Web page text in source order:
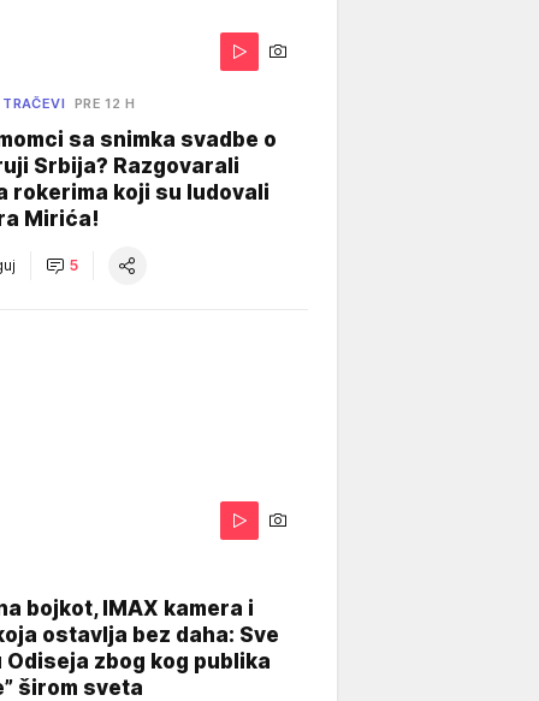
PRE 12 H
sa snimka svadbe o
Srbija? Razgovarali
rokerima koji su ludovali
Mirića!
5
bojkot, IMAX kamera i
ostavlja bez daha: Sve
Odiseja zbog kog publika
širom sveta